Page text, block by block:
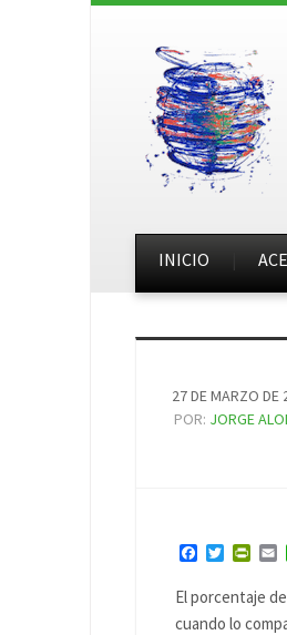
INICIO
27 DE MARZO DE
POR: JORGE
Facebook
Twitter
El porcentaje
cuando lo